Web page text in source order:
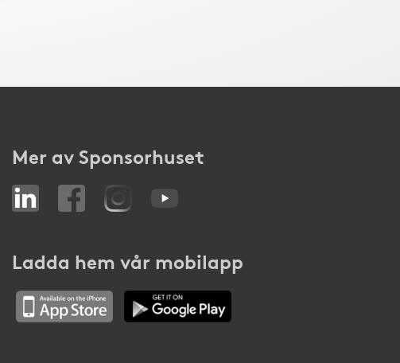
Mer av Sponsorhuset
Ladda hem vår mobilapp